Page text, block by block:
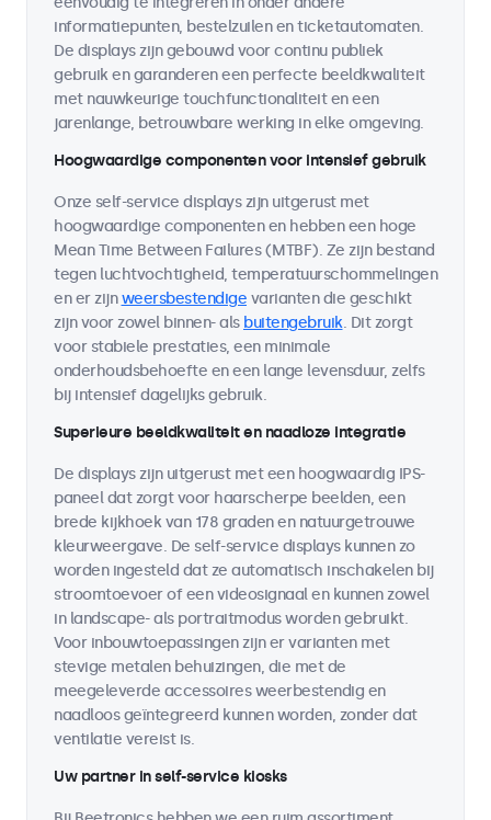
informatiepunten, bestelzuilen en ticketautomaten.
De displays zijn gebouwd voor continu publiek
gebruik en garanderen een perfecte beeldkwaliteit
met nauwkeurige touchfunctionaliteit en een
jarenlange, betrouwbare werking in elke omgeving.
Hoogwaardige componenten voor intensief gebruik
Onze self-service displays zijn uitgerust met
hoogwaardige componenten en hebben een hoge
Mean Time Between Failures (MTBF). Ze zijn bestand
tegen luchtvochtigheid, temperatuurschommelingen
en er zijnweersbestendige varianten die geschikt
zijn voor zowel binnen- als buitengebruik. Dit zorgt
voor stabiele prestaties, een minimale
onderhoudsbehoefte en een lange levensduur, zelfs
bij intensief dagelijks gebruik.
Superieure beeldkwaliteit en naadloze integratie
De displays zijn uitgerust met een hoogwaardig IPS-
paneel dat zorgt voor haarscherpe beelden, een
brede kijkhoek van 178 graden en natuurgetrouwe
kleurweergave. De self-service displays kunnen zo
worden ingesteld dat ze automatisch inschakelen bij
stroomtoevoer of een videosignaal en kunnen zowel
in landscape- als portraitmodus worden gebruikt.
Voor inbouwtoepassingen zijn er varianten met
stevige metalen behuizingen, die met de
meegeleverde accessoires weerbestendig en
naadloos geïntegreerd kunnen worden, zonder dat
ventilatie vereist is.
Uw partner in self-service kiosks